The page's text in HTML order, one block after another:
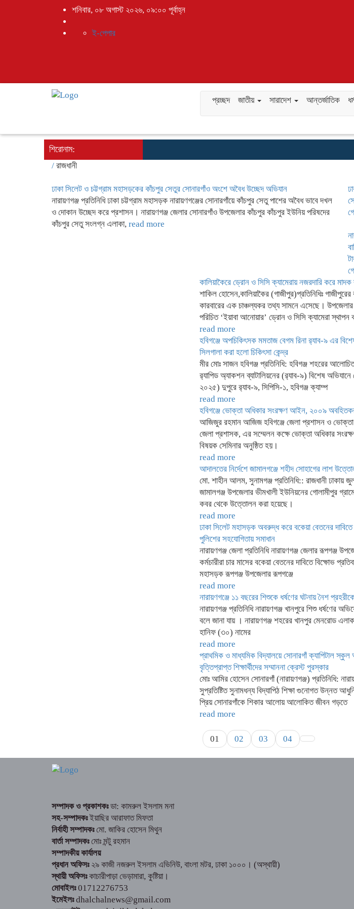
শনিবার, ০৮ অগাস্ট ২০২৬, ০৯:০০ পূর্বাহ্ন
ই-পেপার
প্রচ্ছদ জাতীয় সারাদেশ আন্তর্জাতিক
শিরোনাম:
/ রাজধানী
ঢাকা সিলেট ও চট্টগ্রাম মহাসড়কের কাঁচপুর সেতুর সোনারগাঁও অংশে অবৈধ উচ্ছেদ অভিযান
নারায়ণগঞ্জ প্রতিনিধি ঢাকা চট্টগ্রাম মহাসড়ক নারায়ণগঞ্জের সোনারগাঁয়ে কাঁচপুর সেতু পাশের অবৈধ ভাবে দখল
ও দোকান উচ্ছেদ করে প্রশাসন। নারায়ণগঞ্জ জেলার সোনারগাঁও উপজেলার কাঁচপুর কাঁচপুর ইউনিয় পরিষদের
কাঁচপুর সেতু সংলগ্ন এলাকা, read more
কালিয়াকৈরে ড্রোন ও সিসি ক্যামেরায় নজরদারি করে মাদক
শাকিল হোসেন,কালিয়াকৈর (গাজীপুর)প্রতিনিধিঃ
কারবারের এক চাঞ্চল্যকর তথ্য সামনে এসেছে।
পরিচিত ‘ইয়াবা আনোয়ার’ ড্রোন ও সিসি ক্যামেরা স্থাপন
read more
হবিগঞ্জে অপচিকিৎসক মমতাজ বেগম রিনা র‍্যাব-৯ এর
সিলগালা করা হলো চিকিৎসা কেন্দ্র
মীর মোঃ সাজন হবিগঞ্জ প্রতিনিধি: হবিগঞ্জ শহরের
র‍্যাপিড অ্যাকশন ব্যাটালিয়নের (র‍্যাব-৯) বিশেষ
২০২৫) দুপুরে র‍্যাব-৯, সিপিসি-১, হবিগঞ্জ ক্যাম্প
read more
হবিগঞ্জে ভোক্তা অধিকার সংরক্ষণ আইন, ২০০৯
আজিজুর রহমান আজিজ হবিগঞ্জে জেলা প্রশাসন ও ভোক্তা
জেলা প্রশাসক, এর সম্মেলন কক্ষে ভোক্তা অধিকার
বিষয়ক সেমিনার অনুষ্ঠিত হয়।
read more
আদালতের নির্দেশে জামালগঞ্জে শহীদ সোহাগের লাশ
মো. শাহীন আলম, সুনামগঞ্জ প্রতিনিধি:: রাজধানী ঢাকায়
জামালগঞ্জ উপজেলার ভীমখালী ইউনিয়নের গোলামীপুর
কবর থেকে উত্তোলন করা হয়েছে।
read more
ঢাকা সিলেট মহাসড়ক অবরুদ্ধ করে বকেয়া বেতনের
পুলিশের সহযোগিতায় সমাধান
নারায়ণগঞ্জ জেলা প্রতিনিধি নারায়ণগঞ্জ জেলার রূপগঞ্জ
কর্মচারীরা চার মাসের বকেয়া বেতনের দাবিতে বিক্ষোভ
মহাসড়ক রূপগঞ্জ উপজেলার রূপগঞ্জে
read more
নারায়ণগঞ্জে ১১ বছরের শিশুকে ধর্ষণের ঘটনায় নৈশ
নারায়ণগঞ্জ প্রতিনিধি নারায়ণগঞ্জ খানপুরে শিশু ধর্ষণের
বলে জানা যায় । নারায়ণগঞ্জ শহরের খানপুর মেনরোড
হানিফ (৩০) নামের
read more
প্রাথমিক ও মাধ্যমিক বিদ্যালয়ে সোনারগাঁ ক্যাপিটাল
বৃত্তিপ্রাপ্ত শিক্ষার্থীদের সম্মাননা ক্রেস্ট পুরস্কার
মোঃ আমির হোসেন সোনারগাঁ (নারায়ণগঞ্জ) প্রতিনিধি:
সুপ্রতিষ্টিত সুনামধন্য বিদ্যাপিঠ শিক্ষা গুনোগত উন্নত
প্রিয় সোনারগাঁকে শিকার আলোয় আলোকিত জীবন গড়তে
read more
01 02 03 04
সম্পাদক ও প্রকাশকঃডা: কামরুল ইসলাম মনা
সহ-সম্পাদকঃইয়াছির আরাফাত মিফতা
নির্বাহী সম্পাদকঃমো. জাকির হোসেন মিথুন
বার্তা সম্পাদকঃমোঃ মন্টু রহমান
সম্পাদকীয় কার্যালয়
প্রধান অফিসঃ২৯ কাজী নজরুল ইসলাম এভিনিউ, বাংলা মটর, ঢাকা ১০০০। (অস্থায়ী)
স্থায়ী অফিসঃকাচারীপাড়া ভেড়ামারা, কুষ্টিয়া।
মোবাইলঃ01712276753
ইমেইলঃdhalchalnews@gmail.com